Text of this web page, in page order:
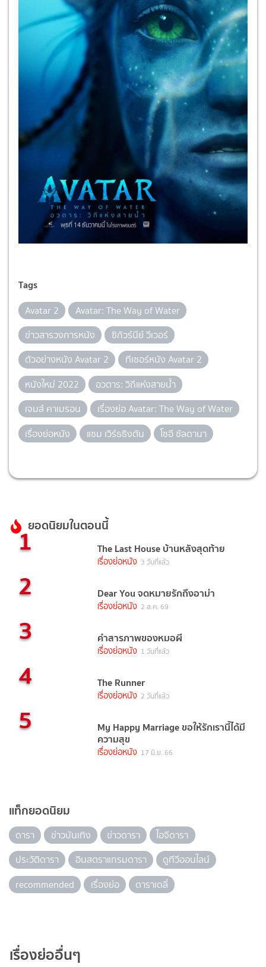
Tags
Avatar 2
Avatar: The Way of Water
ข่าวสารวงการหนัง
ซิกัวร์นีย์ วีเวอร์
ตัวอย่างหนัง Avatar 2
ทีเซอร์หนัง Avatar 2
หนังใหม่ 2022
อวตาร: วิถีแห่งสายน้ำ
เจมส์ คาเมรอน
เรื่องย่อ Avatar: The Way of Water
เรื่องย่อหนัง
แซม เวิร์ธธิงตัน โซอี ซัลดานา
ยอดนิยมในตอนนี้
1 The Last House บ้านหลังสุดท้าย
เรื่องย่อหนัง 3 วันที่แล้ว
2 Dear You จดหมายรักถึงอาม่า
เรื่องย่อหนัง 2 ส.ค. 69
3 คำสารภาพของหมอผี
เรื่องย่อหนัง 1 วันที่แล้ว
4 The Runner
เรื่องย่อหนัง 2 วันที่แล้ว
5 My Happy Marriage ขอให้รักเรานี้ได้มี
ความสุข
เรื่องย่อหนัง 17 มิ.ย. 66
แท็กยอดนิยม
ดารา ข่าวบันเทิง ข่าวดารา
ไอจีดารา
ประวัติดารา
อินสตราแกรมดารา
ดูทีวีออนไลน์
recommended
เรื่องย่อ ดาราเดลี่
เรื่องย่ออื่นๆ